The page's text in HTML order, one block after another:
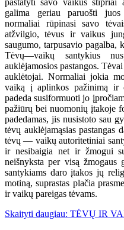
galima geriau paruošti
normaliai rūpinasi savo
atžvilgio, tėvus ir vaikus
saugumo, tarpusavio
Tėvų—vaikų santykius
auklėjamosios pastangos.
auklėtojai. Normaliai jokia
vaiką į aplinkos pažinimą ir
padeda susiformuoti jo
pažiūrų bei nuomonių įtakoje
padedamas, jis nusistoto sau
tėvų auklėjamąsias pastangas
tėvų — vaikų autoritetiniai
ir nesibaigia net ir žmogui
neišnyksta per visą
santykiams daro įtakos jų
motiną, suprastas plačia
ir vaikų pareigas tėvams.
Skaityti daugiau: TĖVŲ IR